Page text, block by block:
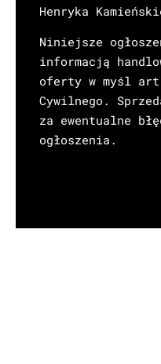
Henryka
Niniejsze
informacją
oferty w myśl
Cywilnego.
za ewentualne
ogłoszenia.